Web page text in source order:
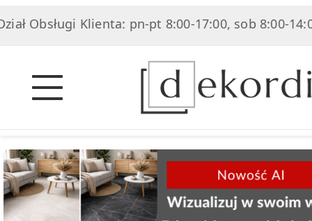
Klienta: pn-pt 8:00-17:00, sob 8:00-14:00 |